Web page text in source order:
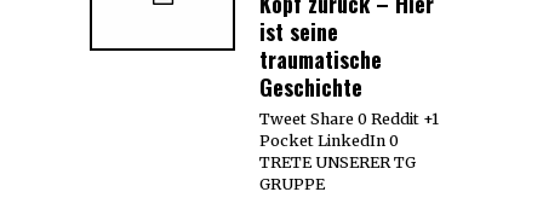
ist seine
traumatische
Geschichte
Tweet Share 0 Reddit +1
Pocket LinkedIn 0
TRETE UNSERER TG
GRUPPE